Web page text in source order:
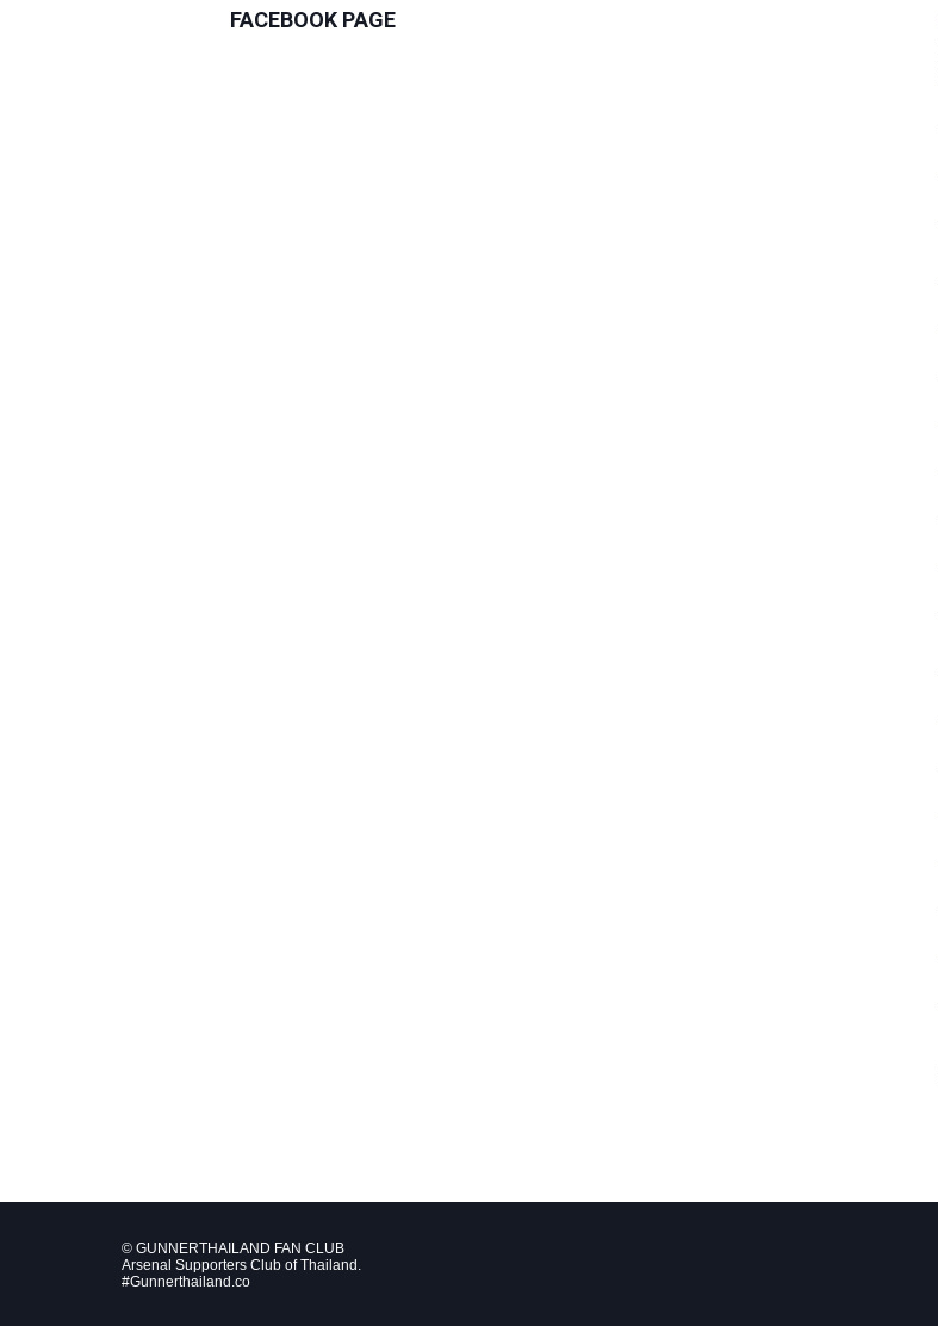
FACEBOOK PAGE
© GUNNERTHAILAND FAN CLUB
Arsenal Supporters Club of Thailand.
#Gunnerthailand.co